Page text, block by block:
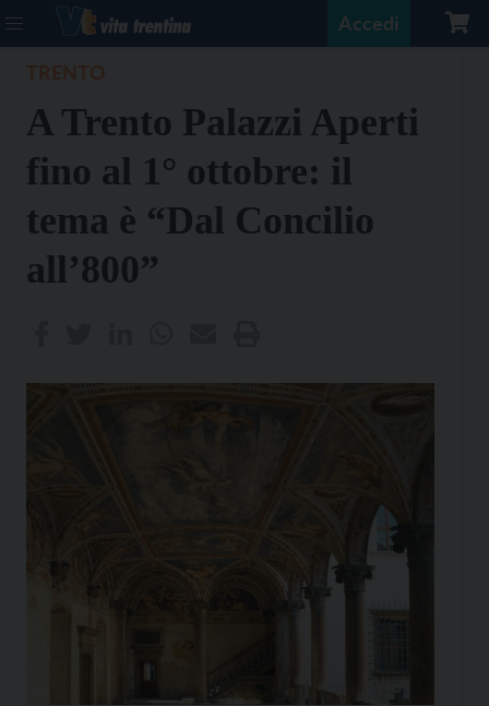
Accedi
A Trento Palazzi Aperti
fino al 1° ottobre: il
tema è “Dal Concilio
all’800”